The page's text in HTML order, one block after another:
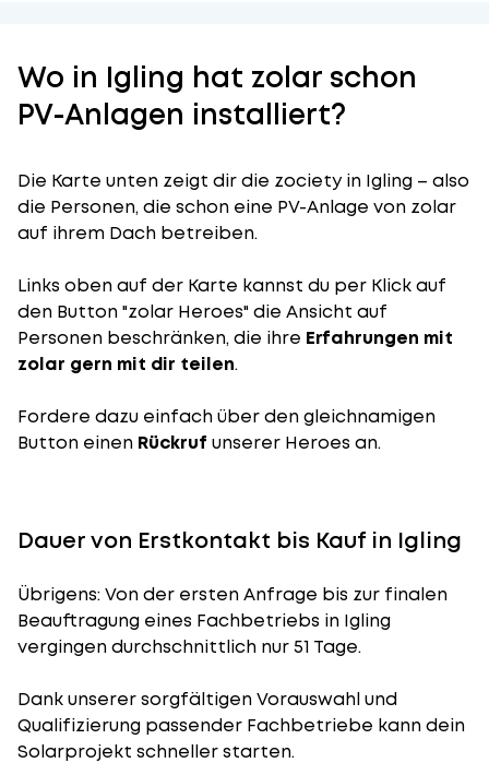
Wo in Igling hat zolar schon
PV-Anlagen installiert?
Die Karte unten zeigt dir die zociety in Igling – also
die Personen, die schon eine PV-Anlage von zolar
auf ihrem Dach betreiben.
Links oben auf der Karte kannst du per Klick auf
den Button "zolar Heroes" die Ansicht auf
Personen beschränken, die ihre Erfahrungen mit
zolar gern mit dir teilen.
Fordere dazu einfach über den gleichnamigen
Button einen Rückruf unserer Heroes an.
Dauer von Erstkontakt bis Kauf in Igling
Übrigens: Von der ersten Anfrage bis zur finalen
Beauftragung eines Fachbetriebs in Igling
vergingen durchschnittlich nur 51 Tage.
Dank unserer sorgfältigen Vorauswahl und
Qualifizierung passender Fachbetriebe kann dein
Solarprojekt schneller starten.